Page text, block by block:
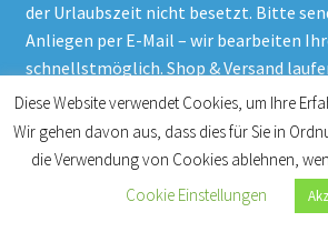
der Urlaubszeit nicht besetzt. Bitte
Anliegen per E-Mail – wir bearbeiten
schnellstmöglich. Shop & Versand
weiter.
Ausblenden
©Scheerer GmbH 2026•AGB•
Entsorgungs- und
Widerrufsbelehrung
Diese Website verwendet Cookies, um Ihre
Wir gehen davon aus, dass dies für Sie in
die Verwendung von Cookies ablehnen,
Cookie Einstellungen